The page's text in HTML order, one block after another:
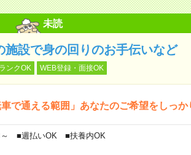
未読
設で身の回りのお手伝いなど
ンクOK WEB登録・面接OK
で通える範囲」あなたのご希望をしっか
～ ■週払いOK ■扶養内OK